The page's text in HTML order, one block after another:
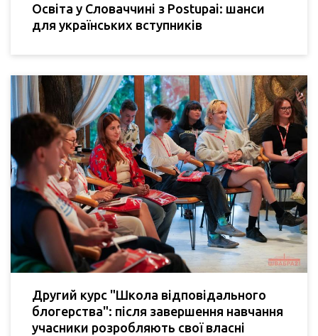
Освіта у Словаччині з Postupai: шанси
для українських вступників
Другий курс "Школа відповідального
блогерства": після завершення навчання
учасники розробляють свої власні